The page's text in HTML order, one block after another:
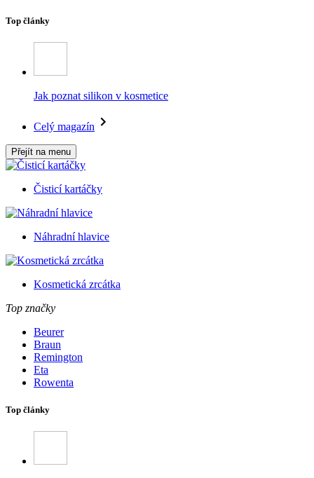
Top články
Jak poznat silikon v kosmetice
Celý magazín
Přejít na menu
Čisticí kartáčky
Náhradní hlavice
Kosmetická zrcátka
Top značky
Beurer
Braun
Remington
Eta
Rowenta
Top články